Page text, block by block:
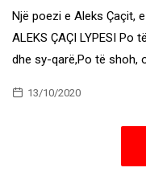
Një poezi e Aleks Çaçit,
ALEKS ÇAÇI LYPESI Po
dhe sy-qarë,Po të shoh,
13/10/2020